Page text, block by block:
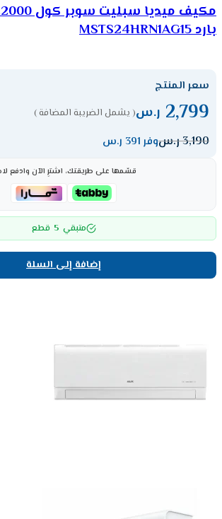
بارد MSTS24HRN1AG15
سعر المنتج
2,799 ر.س( يشمل الضريبة المضافة )
3,190ر.سوفر 391 ر.س
قسّمها على طريقتك، اشترِ الآن وادفع
متبقي 5 قطع
إضافة إلى السلة